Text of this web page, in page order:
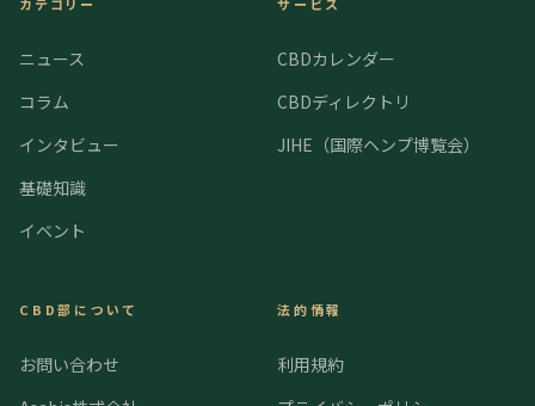
ニュース
コラム
インタビュー
基礎知識
イベント
CBDカレンダー
CBDディレクトリ
JIHE（国際ヘンプ博覧会）
CBD部について
お問い合わせ
法的情報
利用規約